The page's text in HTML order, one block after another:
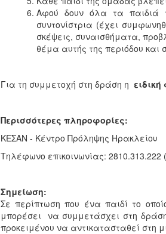
Αφού δουν όλα τα παιδιά
συντονίστρια (έχει
σκέψεις, συναισθήματα,
θέμα αυτής της περιόδου και
Για τη συμμετοχή στη δράση η
Περισσότερες πληροφορίες:
ΚΕΣΑΝ - Κέντρο Πρόληψης Ηρακλείου
Τηλέφωνο επικοινωνίας:
Σημείωση:
Σε περίπτωση που ένα παιδί το
μπορέσει να συμμετάσχει στη
προκειμένου να αντικατασταθεί στη